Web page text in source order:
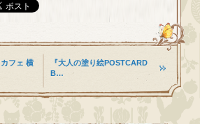
フェ 横
『大人の塗り絵POSTCARD
B…